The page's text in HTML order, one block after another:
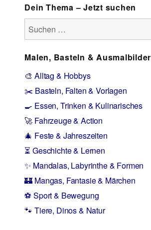
Dein Thema – Jetzt suchen
Suchen
nach:
Malen, Basteln & Ausmalbilder
🎨 Alltag & Hobbys
✂️ Basteln, Falten & Vorlagen
🍳 Essen, Trinken & Kulinarisches
🚀 Fahrzeuge & Action
🎄 Feste & Jahreszeiten
⏳ Geschichte & Lernen
✨ Mandalas, Labyrinthe & Formen
🏰 Mangas, Fantasie & Märchen
⚽ Sport & Bewegung
🐾 Tiere, Dinos & Natur